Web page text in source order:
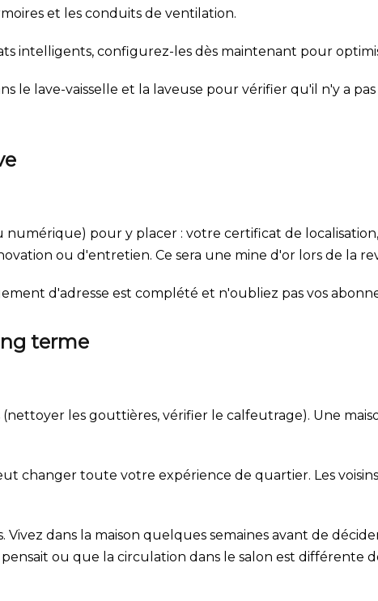
et les conduits de ventilation.
intelligents, configurez-les dès maintenant pour
le lave-vaisselle et la laveuse pour vérifier qu'il n'y a
numérique) pour y placer : votre certificat de
ou d'entretien. Ce sera une mine d'or lors de la
d'adresse est complété et n'oubliez pas vos
terme
(nettoyer les gouttières, vérifier le calfeutrage). Une
changer toute votre expérience de quartier. Les
dans la maison quelques semaines avant de
ou que la circulation dans le salon est différente